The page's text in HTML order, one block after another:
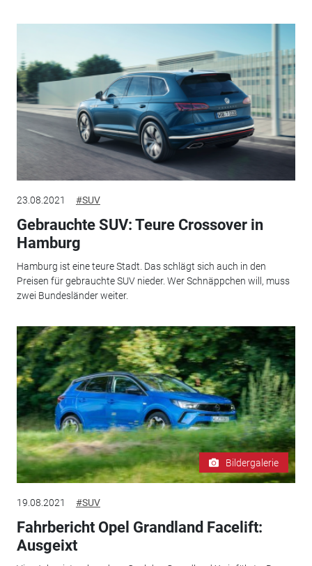
23.08.2021 #SUV
Gebrauchte SUV: Teure Crossover in
Hamburg
Hamburg ist eine teure Stadt. Das schlägt sich auch in den
Preisen für gebrauchte SUV nieder. Wer Schnäppchen will, muss
zwei Bundesländer weiter.
Bildergalerie
19.08.2021 #SUV
Fahrbericht Opel Grandland Facelift:
Ausgeixt